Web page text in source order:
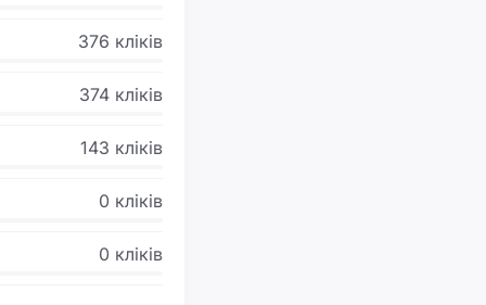
376 кліків
374 кліків
143 кліків
0 кліків
0 кліків